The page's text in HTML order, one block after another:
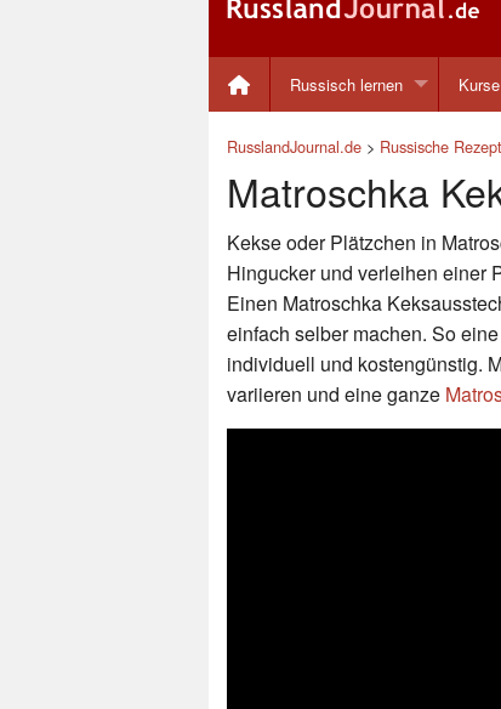
Russisch lernen Kurse
RusslandJournal.de > Russische
Matroschka
Kekse oder Plätzchen in
Hingucker und verleihen einer
Einen Matroschka
einfach selber machen. So
individuell und kostengünstig.
variieren und eine ganze